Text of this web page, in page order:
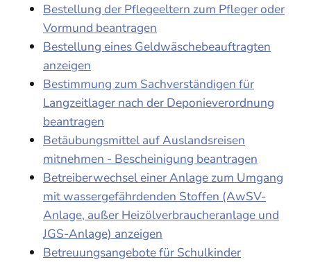
Bestellung der Pflegeeltern zum Pfleger oder
Vormund beantragen
Bestellung eines Geldwäschebeauftragten
anzeigen
Bestimmung zum Sachverständigen für
Langzeitlager nach der Deponieverordnung
beantragen
Betäubungsmittel auf Auslandsreisen
mitnehmen - Bescheinigung beantragen
Betreiberwechsel einer Anlage zum Umgang
mit wassergefährdenden Stoffen (AwSV-
Anlage, außer Heizölverbraucheranlage und
JGS-Anlage) anzeigen
Betreuungsangebote für Schulkinder